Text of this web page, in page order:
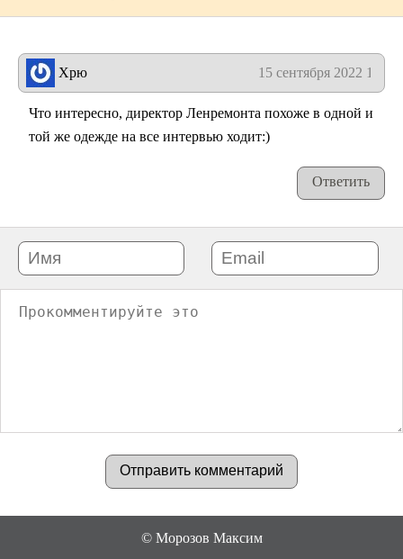
Хрю 15 сентября 2022 12:24
Что интересно, директор Ленремонта похоже в одной и
той же одежде на все интервью ходит:)
Ответить
© Морозов Максим